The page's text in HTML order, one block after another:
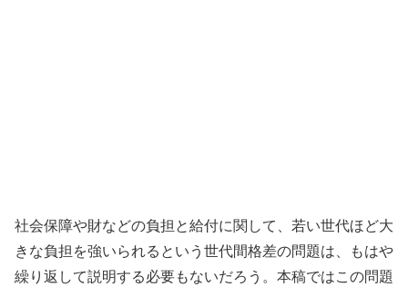
社会保障や財などの負担と給付に関して、若い世代ほど大
きな負担を強いられるという世代間格差の問題は、もはや
繰り返して説明する必要もないだろう。本稿ではこの問題